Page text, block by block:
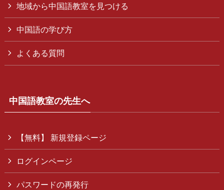
地域から中国語教室を見つける
中国語の学び方
よくある質問
中国語教室の先生へ
【無料】 新規登録ページ
ログインページ
パスワードの再発行